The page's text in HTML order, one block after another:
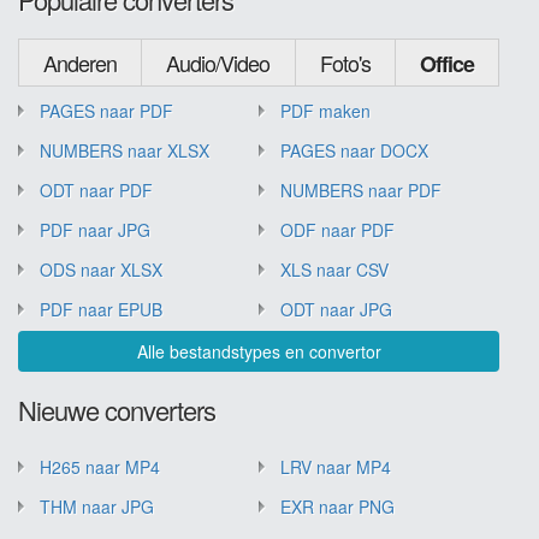
Anderen Audio/Video Foto's Office
PAGES naar PDF
PDF maken
NUMBERS naar XLSX
PAGES naar DOCX
ODT naar PDF
NUMBERS naar PDF
PDF naar JPG
ODF naar PDF
ODS naar XLSX
XLS naar CSV
PDF naar EPUB
ODT naar JPG
Alle bestandstypes en convertor
Nieuwe converters
H265 naar MP4
LRV naar MP4
THM naar JPG
EXR naar PNG